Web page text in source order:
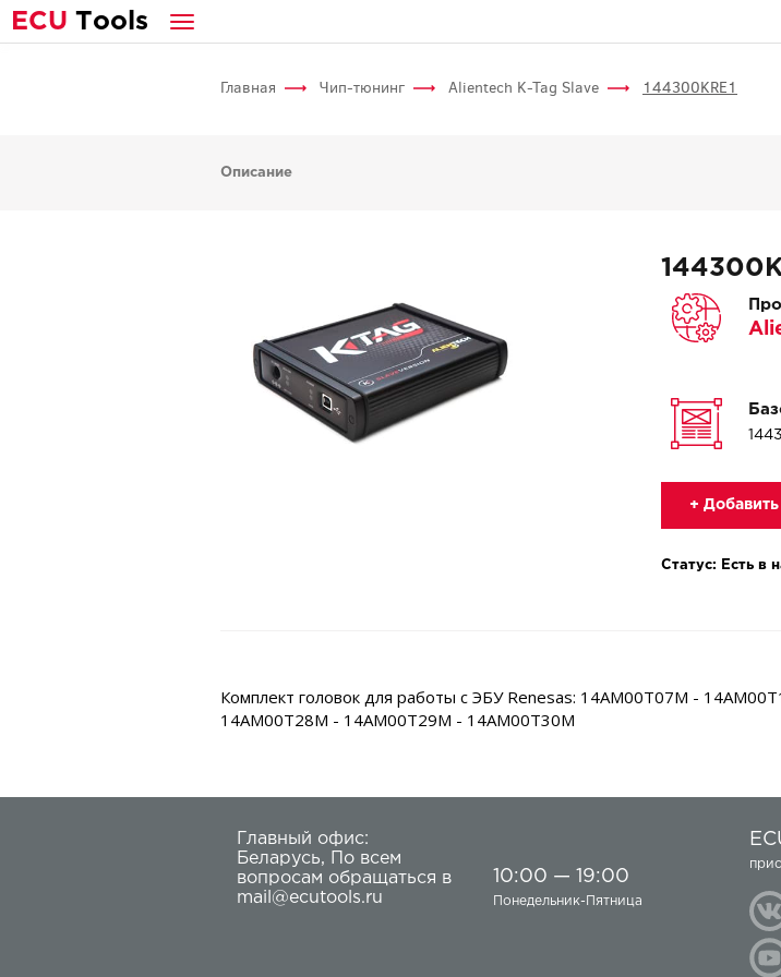
ECU Tools
Главная Чип-тюнинг Alientech K-Tag Slave 144300KRE1
Описание
+ Добавить
Статус: Есть в
Комплект головок для работы с ЭБУ Renesas: 14AM00T07M -
14AM00T28M - 14AM00T29M - 14AM00T30M
Главный офис:
Беларусь,
По всем
вопросам обращаться в
mail@ecutools.ru
10:00 — 19:00
Понедельник-Пятница